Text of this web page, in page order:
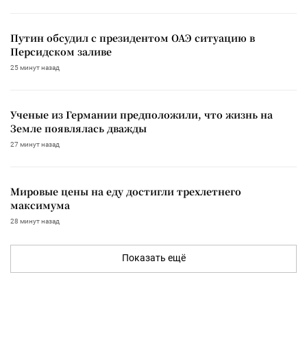
Путин обсудил с президентом ОАЭ ситуацию в
Персидском заливе
25 минут назад
Ученые из Германии предположили, что жизнь на
Земле появлялась дважды
27 минут назад
Мировые цены на еду достигли трехлетнего
максимума
28 минут назад
Показать ещё